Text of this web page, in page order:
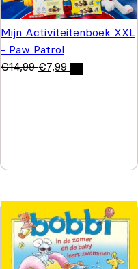
Mijn Activiteitenboek XXL
- Paw Patrol
€14,99 €7,99